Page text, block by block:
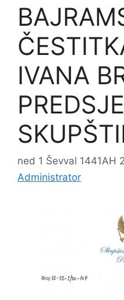
IVANA
ned 1 Ševval 1441AH
Administrator